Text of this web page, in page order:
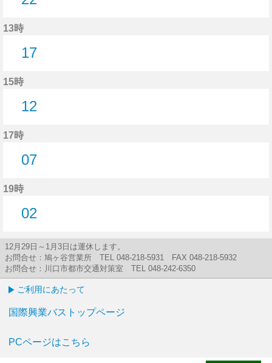
13時
17
15時
12
17時
07
19時
02
12月29日～1月3日は運休します。
お問合せ：鳩ヶ谷営業所 TEL 048-218-5931 FAX 048-218-5932
お問合せ：川口市都市交通対策室 TEL 048-242-6350
ご利用にあたって
国際興業バストップページ
PCページはこちら